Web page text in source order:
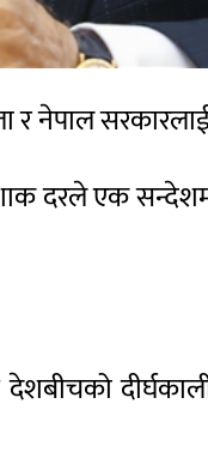
र नेपाल
दरले एक